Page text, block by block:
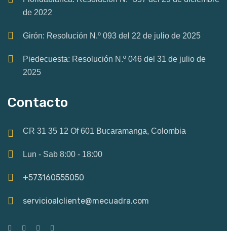
de 2022
Girón: Resolución N.º 093 del 22 de julio de 2025
Piedecuesta: Resolución N.º 046 del 31 de julio de
2025
Contacto
CR 31 35 12 Of 601 Bucaramanga, Colombia
Lun - Sab 8:00 - 18:00
+573160555050
servicioalcliente@mecuadra.com